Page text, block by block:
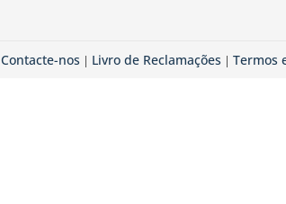
Contacte-nos | Livro de Reclamações | Termos